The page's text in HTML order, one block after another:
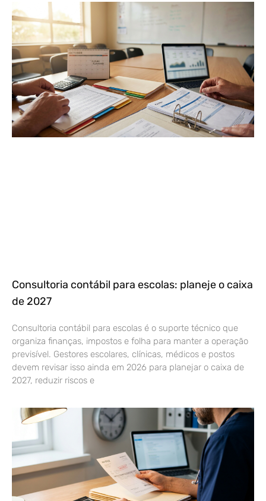
Consultoria contábil para escolas: planeje o caixa
de 2027
Consultoria contábil para escolas é o suporte técnico que
organiza finanças, impostos e folha para manter a operação
previsível. Gestores escolares, clínicas, médicos e postos
devem revisar isso ainda em 2026 para planejar o caixa de
2027, reduzir riscos e